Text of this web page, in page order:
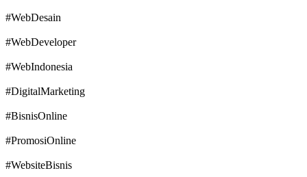
#WebDesain
#WebDeveloper
#WebIndonesia
#DigitalMarketing
#BisnisOnline
#PromosiOnline
#WebsiteBisnis